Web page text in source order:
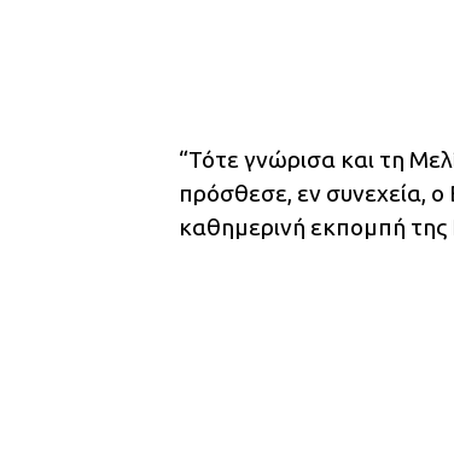
“Τότε γνώρισα και τη
πρόσθεσε, εν συνεχεία,
καθημερινή εκπομπή της